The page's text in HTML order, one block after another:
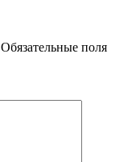
Обязательные поля